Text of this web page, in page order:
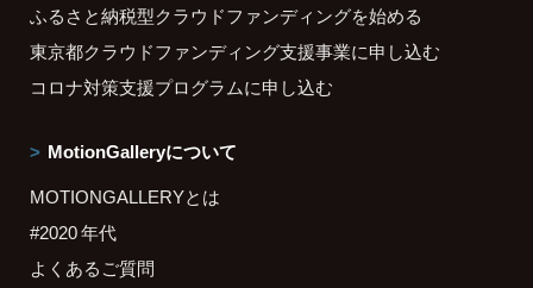
ふるさと納税型クラウドファンディングを始める
東京都クラウドファンディング支援事業に申し込む
コロナ対策支援プログラムに申し込む
MotionGalleryについて
MOTIONGALLERYとは
#2020 年代
よくあるご質問